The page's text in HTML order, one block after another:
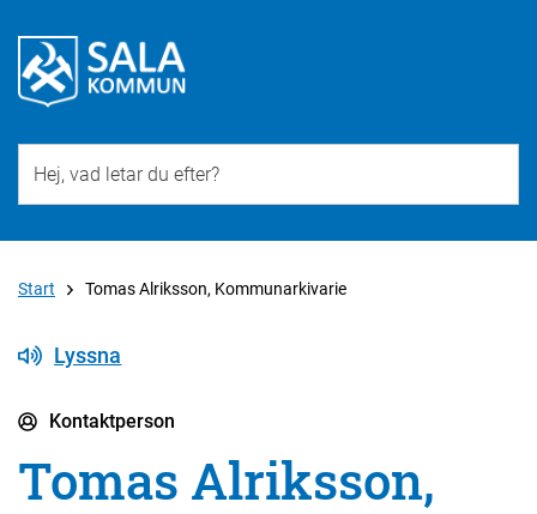
Start Tomas Alriksson, Kommunarkivarie
Lyssna
Kontaktperson
Tomas Alriksson,